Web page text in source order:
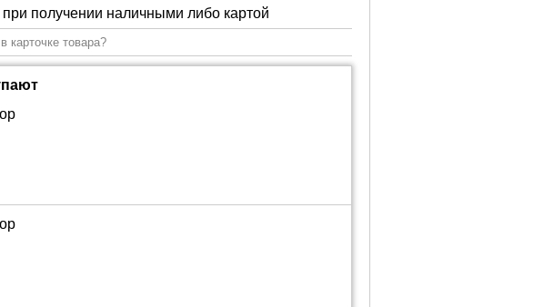
при получении наличными либо картой
карточке товара?